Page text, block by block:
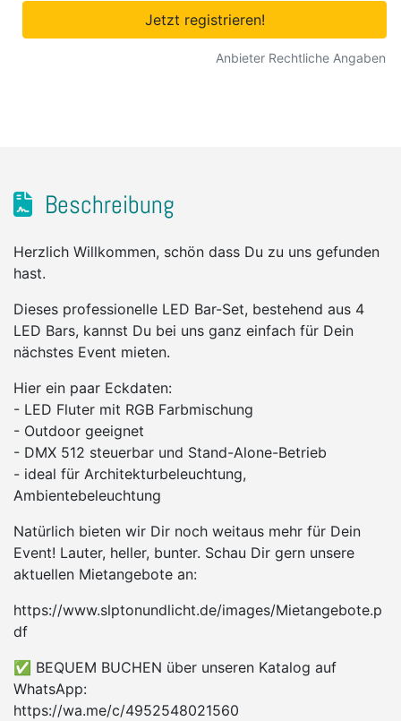
Jetzt registrieren!
Anbieter Rechtliche Angaben
Beschreibung
Herzlich Willkommen, schön dass Du zu uns gefunden
hast.
Dieses professionelle LED Bar-Set, bestehend aus 4
LED Bars, kannst Du bei uns ganz einfach für Dein
nächstes Event mieten.
Hier ein paar Eckdaten:
- LED Fluter mit RGB Farbmischung
- Outdoor geeignet
- DMX 512 steuerbar und Stand-Alone-Betrieb
- ideal für Architekturbeleuchtung,
Ambientebeleuchtung
Natürlich bieten wir Dir noch weitaus mehr für Dein
Event! Lauter, heller, bunter. Schau Dir gern unsere
aktuellen Mietangebote an:
https://www.slptonundlicht.de/images/Mietangebote.p
df
✅ BEQUEM BUCHEN über unseren Katalog auf
WhatsApp:
https://wa.me/c/4952548021560